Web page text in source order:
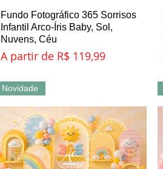
Visualização rápida
Fundo Fotográfico 365 Sorrisos
Infantil Arco-Íris Baby, Sol,
Nuvens, Céu
A partir de R$ 119,99
Preço promocional
Novidade